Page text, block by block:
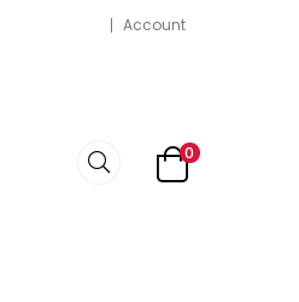
Account
0